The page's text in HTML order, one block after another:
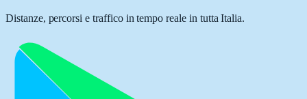
Distanze, percorsi e traffico in tempo reale in tutta Italia.